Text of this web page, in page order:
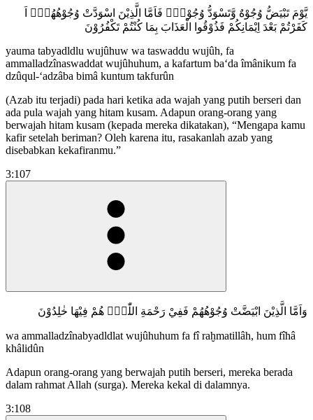
يَّوْمَ تَبْيَضُّ وُجُوْهٌ وَّتَسْوَدُّ وُجُوْهٌۚ فَاَمَّا الَّذِيْنَ اسْوَدَّتْ وُجُوْهُهُمْۗ اَ
كَفَرْتُمْ بَعْدَ اِيْمَانِكُمْ فَذُوْقُوا الْعَذَابَ بِمَا كُنْتُمْ تَكْفُرُوْنَ
yauma tabyadldlu wujûhuw wa taswaddu wujûh, fa
ammalladzînaswaddat wujûhuhum, a kafartum ba‘da îmânikum fa
dzûqul-‘adzâba bimâ kuntum takfurûn
(Azab itu terjadi) pada hari ketika ada wajah yang putih berseri dan
ada pula wajah yang hitam kusam. Adapun orang-orang yang
berwajah hitam kusam (kepada mereka dikatakan), “Mengapa kamu
kafir setelah beriman? Oleh karena itu, rasakanlah azab yang
disebabkan kekafiranmu.”
3:107
وَاَمَّا الَّذِيْنَ ابْيَضَّتْ وُجُوْهُهُمْ فَفِيْ رَحْمَةِ اللّٰهِۗ هُمْ فِيْهَا خٰلِدُوْنَ
wa ammalladzînabyadldlat wujûhuhum fa fî raḫmatillâh, hum fîhâ
khâlidûn
Adapun orang-orang yang berwajah putih berseri, mereka berada
dalam rahmat Allah (surga). Mereka kekal di dalamnya.
3:108